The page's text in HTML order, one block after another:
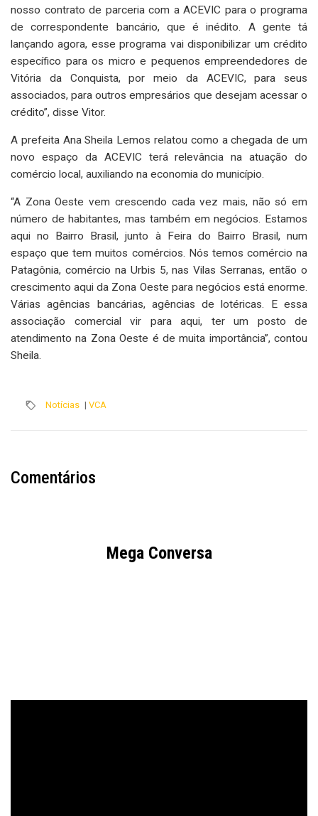
nosso contrato de parceria com a ACEVIC para o programa
de correspondente bancário, que é inédito. A gente tá
lançando agora, esse programa vai disponibilizar um crédito
específico para os micro e pequenos empreendedores de
Vitória da Conquista, por meio da ACEVIC, para seus
associados, para outros empresários que desejam acessar o
crédito”, disse Vitor.
A prefeita Ana Sheila Lemos relatou como a chegada de um
novo espaço da ACEVIC terá relevância na atuação do
comércio local, auxiliando na economia do município.
“A Zona Oeste vem crescendo cada vez mais, não só em
número de habitantes, mas também em negócios. Estamos
aqui no Bairro Brasil, junto à Feira do Bairro Brasil, num
espaço que tem muitos comércios. Nós temos comércio na
Patagônia, comércio na Urbis 5, nas Vilas Serranas, então o
crescimento aqui da Zona Oeste para negócios está enorme.
Várias agências bancárias, agências de lotéricas. E essa
associação comercial vir para aqui, ter um posto de
atendimento na Zona Oeste é de muita importância”, contou
Sheila.
Notícias | VCA
Comentários
Mega Conversa